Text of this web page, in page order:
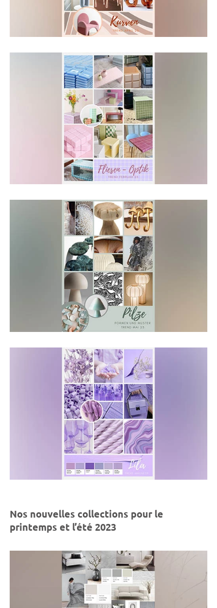
Nos nouvelles collections pour le
printemps et l’été 2023